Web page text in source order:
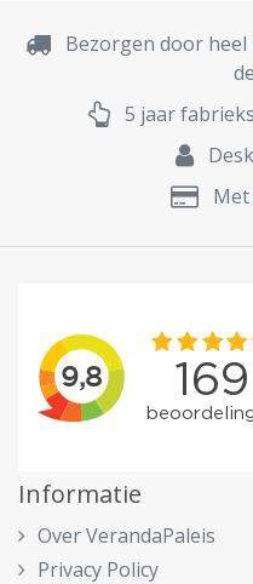
Bezorgen door
5 jaar
Informatie
Over VerandaPaleis
Privacy Policy